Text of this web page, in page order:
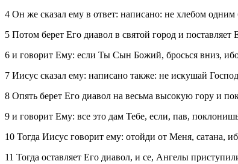
4 Он же сказал ему в ответ: написано: не хлебом
5 Потом берет Его диавол в святой город и поставляет
6 и говорит Ему: если Ты Сын Божий, бросься вниз,
7 Иисус сказал ему: написано также: не искушай
8 Опять берет Его диавол на весьма высокую гору и
9 и говорит Ему: все это дам Тебе, если, пав,
10 Тогда Иисус говорит ему: отойди от Меня, сатана,
11 Тогда оставляет Его диавол, и се, Ангелы